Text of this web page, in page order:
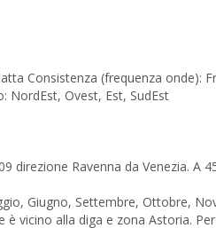
Caratteristiche Vento: Costante, Inshore, Con onde,
del vento: NordEst, Ovest, Est, SudEst
Stagione migliore Mesi migliori dell'anno: Marzo, Aprile, Maggio, Giugno,